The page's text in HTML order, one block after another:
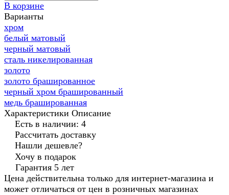
В корзине
Варианты
хром
белый матовый
черный матовый
сталь никелированная
золото
золото брашированное
черный хром брашированный
медь брашированная
Характеристики Описание
Есть в наличии: 4
Рассчитать доставку
Нашли дешевле?
Хочу в подарок
Гарантия 5 лет
Цена действительна только для интернет-магазина и
может отличаться от цен в розничных магазинах